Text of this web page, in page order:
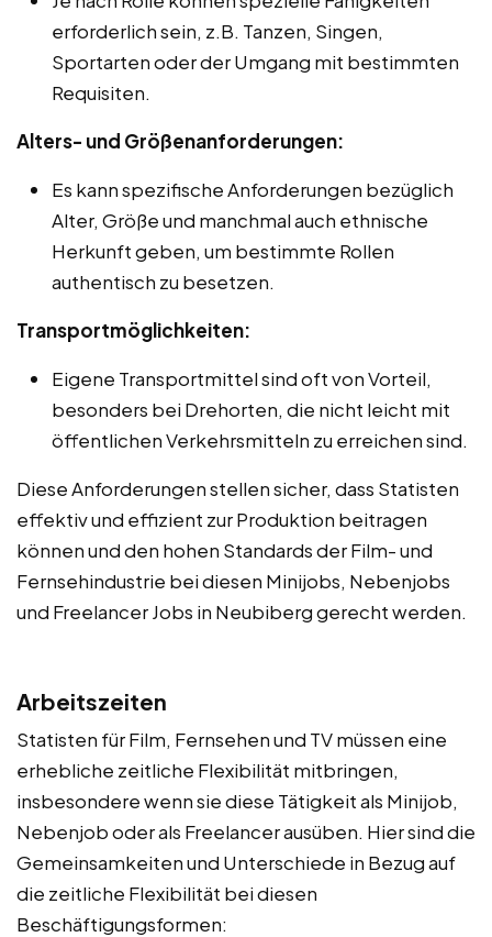
erforderlich sein, z.B. Tanzen, Singen,
Sportarten oder der Umgang mit bestimmten
Requisiten.
Alters- und Größenanforderungen:
Es kann spezifische Anforderungen bezüglich
Alter, Größe und manchmal auch ethnische
Herkunft geben, um bestimmte Rollen
authentisch zu besetzen.
Transportmöglichkeiten:
Eigene Transportmittel sind oft von Vorteil,
besonders bei Drehorten, die nicht leicht mit
öffentlichen Verkehrsmitteln zu erreichen sind.
Diese Anforderungen stellen sicher, dass Statisten
effektiv und effizient zur Produktion beitragen
können und den hohen Standards der Film- und
Fernsehindustrie bei diesen Minijobs, Nebenjobs
und Freelancer Jobs in Neubiberg gerecht werden.
Arbeitszeiten
Statisten für Film, Fernsehen und TV müssen eine
erhebliche zeitliche Flexibilität mitbringen,
insbesondere wenn sie diese Tätigkeit als Minijob,
Nebenjob oder als Freelancer ausüben. Hier sind die
Gemeinsamkeiten und Unterschiede in Bezug auf
die zeitliche Flexibilität bei diesen
Beschäftigungsformen: